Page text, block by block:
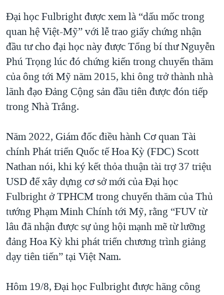
Đại học Fulbright được xem là “dấu mốc trong
quan hệ Việt-Mỹ” với lễ trao giấy chứng nhận
đầu tư cho đại học này được Tổng bí thư Nguyễn
Phú Trọng lúc đó chứng kiến trong chuyến thăm
của ông tới Mỹ năm 2015, khi ông trở thành nhà
lãnh đạo Đảng Cộng sản đầu tiên được đón tiếp
trong Nhà Trắng.
Năm 2022, Giám đốc điều hành Cơ quan Tài
chính Phát triển Quốc tế Hoa Kỳ (FDC) Scott
Nathan nói, khi ký kết thỏa thuận tài trợ 37 triệu
USD để xây dựng cơ sở mới của Đại học
Fulbright ở TPHCM trong chuyến thăm của Thủ
tướng Phạm Minh Chính tới Mỹ, rằng “FUV từ
lâu đã nhận được sự ủng hội mạnh mẽ từ lưỡng
đảng Hoa Kỳ khi phát triển chương trình giảng
dạy tiên tiến” tại Việt Nam.
Hôm 19/8, Đại học Fulbright được hãng công